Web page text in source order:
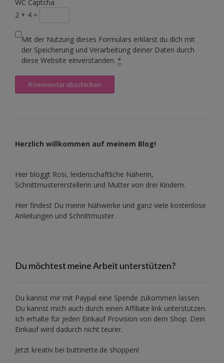
WC Captcha
2 + 4 =
Mit der Nutzung dieses Formulars erklärst du dich mit
der Speicherung und Verarbeitung deiner Daten durch
diese Website einverstanden. *
Herzlich willkommen auf meinem Blog!
Hier bloggt Rosi, leidenschaftliche Näherin,
Schnittmustererstellerin und Mutter von drei Kindern.
Hier findest Du meine Nähwerke und ganz viele kostenlose
Anleitungen und Schnittmuster.
Du möchtest meine Arbeit unterstützen?
Du kannst mir mit Paypal eine Spende zukommen lassen.
Du kannst mich auch durch einen Affiliate link unterstützen.
Ich erhalte für jeden Einkauf Provision von dem Shop. Dein
Einkauf wird dadurch nicht teurer.
Jetzt kreativ bei buttinette.de shoppen!